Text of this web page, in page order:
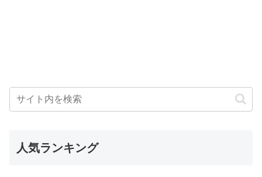
人気ランキング